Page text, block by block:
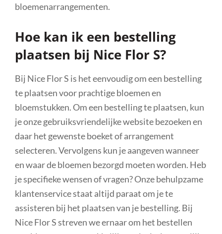
bloemenarrangementen.
Hoe kan ik een bestelling
plaatsen bij Nice Flor S?
Bij Nice Flor S is het eenvoudig om een bestelling
te plaatsen voor prachtige bloemen en
bloemstukken. Om een bestelling te plaatsen, kun
je onze gebruiksvriendelijke website bezoeken en
daar het gewenste boeket of arrangement
selecteren. Vervolgens kun je aangeven wanneer
en waar de bloemen bezorgd moeten worden. Heb
je specifieke wensen of vragen? Onze behulpzame
klantenservice staat altijd paraat om je te
assisteren bij het plaatsen van je bestelling. Bij
Nice Flor S streven we ernaar om het bestellen